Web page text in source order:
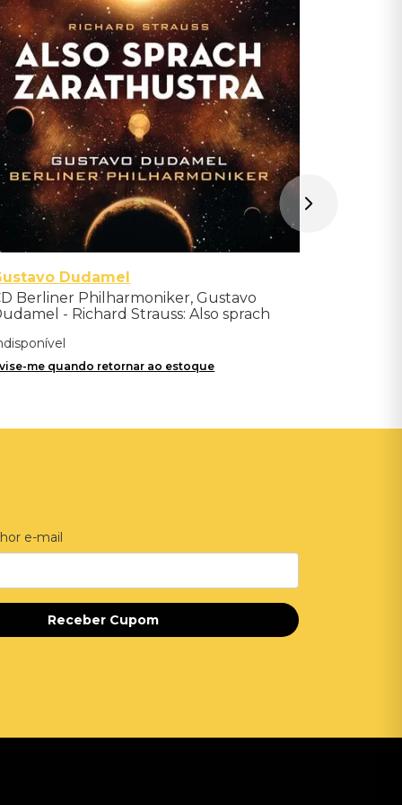
Dudamel
Berliner Philharmoniker, Gustavo
- Richard Strauss: Also sprach
me quando retornar ao estoque
e-mail
Receber Cupom